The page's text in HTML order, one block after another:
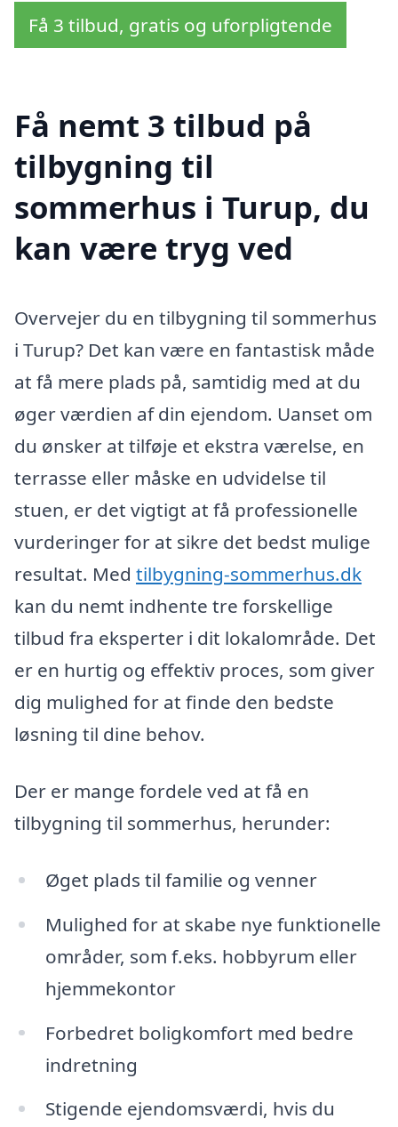
Få 3 tilbud, gratis og uforpligtende
Få nemt 3 tilbud på
tilbygning til
sommerhus i Turup, du
kan være tryg ved
Overvejer du en tilbygning til sommerhus
i Turup? Det kan være en fantastisk måde
at få mere plads på, samtidig med at du
øger værdien af din ejendom. Uanset om
du ønsker at tilføje et ekstra værelse, en
terrasse eller måske en udvidelse til
stuen, er det vigtigt at få professionelle
vurderinger for at sikre det bedst mulige
resultat. Med tilbygning-sommerhus.dk
kan du nemt indhente tre forskellige
tilbud fra eksperter i dit lokalområde. Det
er en hurtig og effektiv proces, som giver
dig mulighed for at finde den bedste
løsning til dine behov.
Der er mange fordele ved at få en
tilbygning til sommerhus, herunder:
Øget plads til familie og venner
Mulighed for at skabe nye funktionelle
områder, som f.eks. hobbyrum eller
hjemmekontor
Forbedret boligkomfort med bedre
indretning
Stigende ejendomsværdi, hvis du